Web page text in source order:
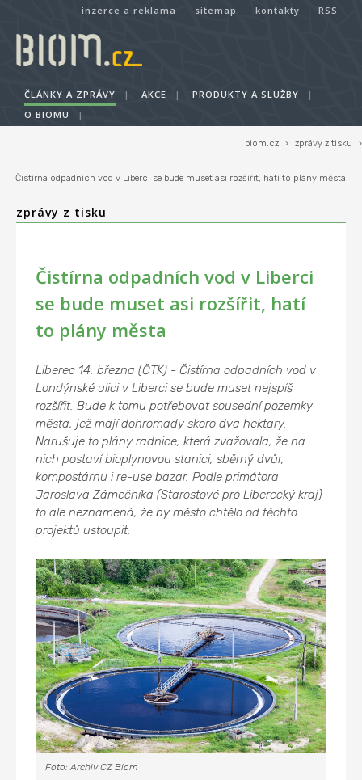
inzerce a reklama sitemap kontakty RSS
ČLÁNKY A ZPRÁVY | AKCE | PRODUKTY A SLUŽBY
|
O BIOMU
|
biom.cz › zprávy z tisku ›
Čistírna odpadních vod v Liberci se bude muset asi rozšířit, hatí to plány města
zprávy z tisku
Čistírna odpadních vod v Liberci
se bude muset asi rozšířit, hatí
to plány města
Liberec 14. března (ČTK) - Čistírna odpadních vod v
Londýnské ulici v Liberci se bude muset nejspíš
rozšířit. Bude k tomu potřebovat sousední pozemky
města, jež mají dohromady skoro dva hektary.
Narušuje to plány radnice, která zvažovala, že na
nich postaví bioplynovou stanici, sběrný dvůr,
kompostárnu i re-use bazar. Podle primátora
Jaroslava Zámečníka (Starostové pro Liberecký kraj)
to ale neznamená, že by město chtělo od těchto
projektů ustoupit.
Foto: Archiv CZ Biom